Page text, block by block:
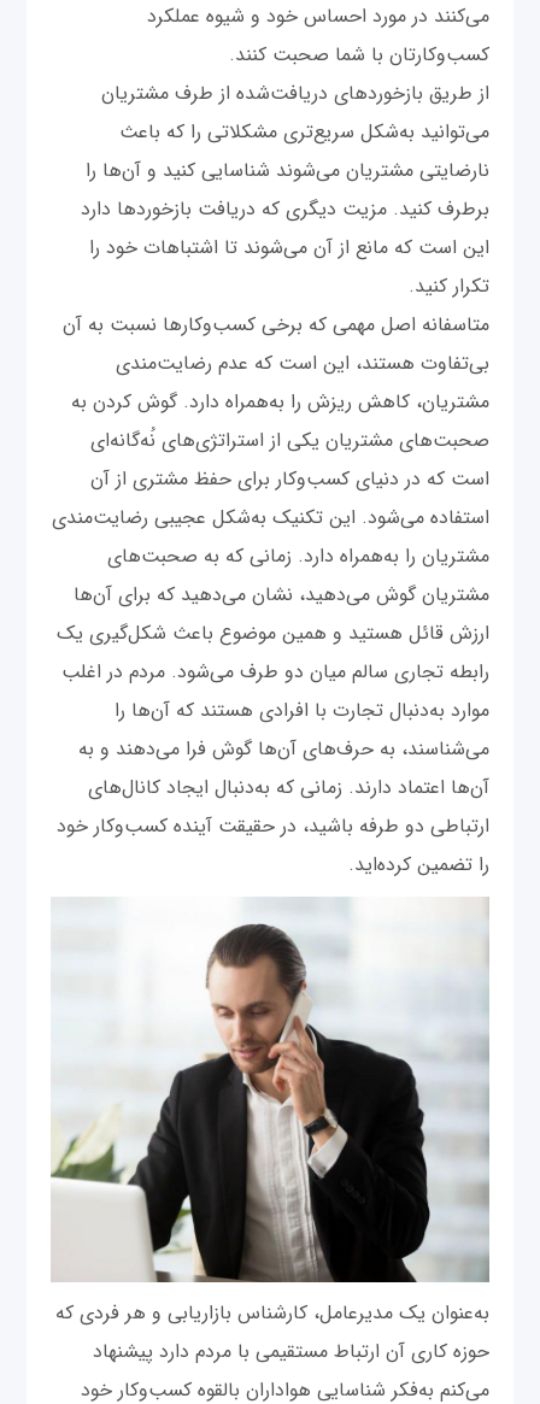
می‌کنند در مورد احساس خود و شیوه عملکرد
کسب‌وکارتان با شما صحبت کنند.
از طریق بازخوردهای دریافت‌شده از طرف مشتریان
می‌توانید به‌شکل سریع‌تری مشکلاتی را که باعث
نارضایتی مشتریان می‌شوند شناسایی کنید و آن‌ها را
برطرف کنید. مزیت دیگری که دریافت بازخوردها دارد
این است که مانع از آن می‌شوند تا اشتباهات خود را
تکرار کنید.
متاسفانه اصل مهمی که برخی کسب‌وکارها نسبت به آن
بی‌تفاوت هستند، این است که عدم رضایت‌مندی
مشتریان، کاهش ریزش را به‌همراه دارد. گوش کردن به
صحبت‌های مشتریان یکی از استراتژی‌های نُه‌گانه‌ای
است که در دنیای کسب‌وکار برای حفظ مشتری از آن
استفاده می‌شود. این تکنیک به‌شکل عجیبی رضایت‌مندی
مشتریان را به‌همراه دارد. زمانی که به صحبت‌های
مشتریان گوش می‌دهید، نشان می‌دهید که برای آن‌ها
ارزش قائل هستید و همین موضوع باعث شکل‌گیری یک
رابطه تجاری سالم میان دو طرف می‌شود. مردم در اغلب
موارد به‌دنبال تجارت با افرادی هستند که آن‌ها را
می‌شناسند، به حرف‌های آن‌ها گوش فرا می‌دهند و به
آن‌ها اعتماد دارند. زمانی که به‌دنبال ایجاد کانال‌های
ارتباطی دو طرفه باشید، در حقیقت آینده کسب‌وکار خود
را تضمین کرده‌اید.
به‌عنوان یک مدیرعامل، کارشناس بازاریابی و هر فردی که
حوزه کاری آن ارتباط مستقیمی با مردم دارد پیشنهاد
می‌کنم به‌فکر شناسایی هواداران بالقوه کسب‌وکار خود